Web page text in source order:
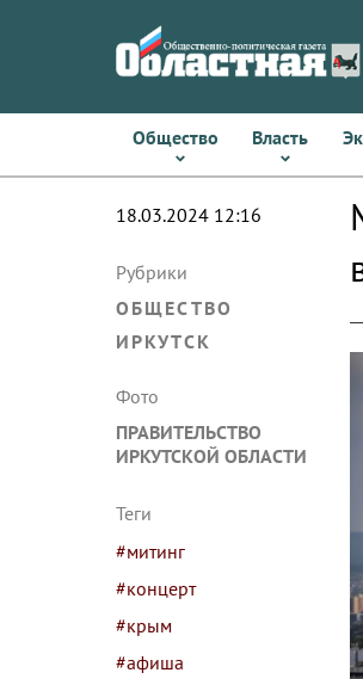
Общество Власть
18.03.2024 12:16
Рубрики
ОБЩЕСТВО
ИРКУТСК
Фото
ПРАВИТЕЛЬСТВО
ИРКУТСКОЙ ОБЛАСТИ
Теги
#митинг
#концерт
#крым
#афиша